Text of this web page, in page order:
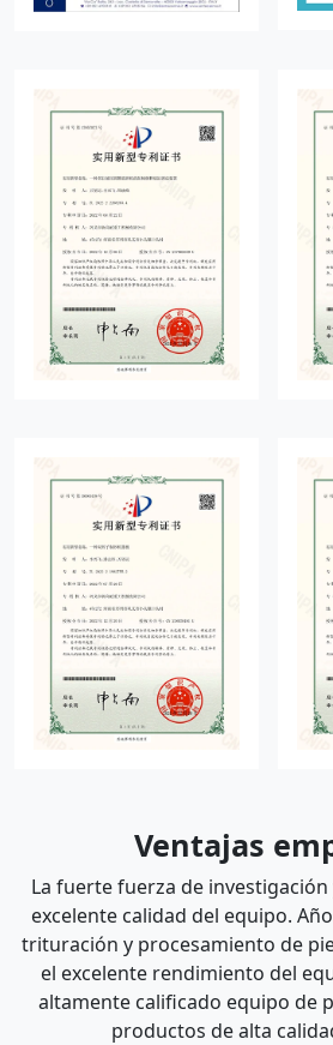
Ventajas
La fuerte fuerza de
excelente calidad del equipo.
trituración y procesamiento de
el excelente rendimiento del
altamente calificado equipo de
productos de alta